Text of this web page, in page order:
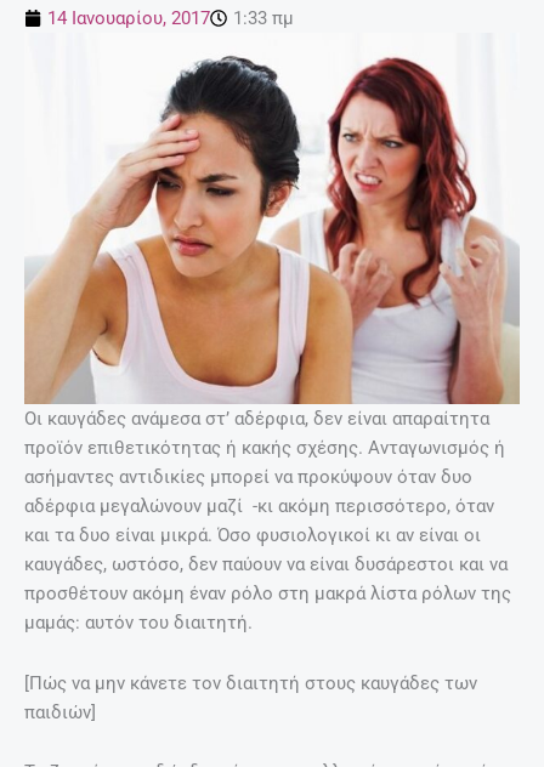
14 Ιανουαρίου, 2017 1:33 πμ
Οι καυγάδες ανάμεσα στ’ αδέρφια, δεν είναι απαραίτητα
προϊόν επιθετικότητας ή κακής σχέσης. Ανταγωνισμός ή
ασήμαντες αντιδικίες μπορεί να προκύψουν όταν δυο
αδέρφια μεγαλώνουν μαζί -κι ακόμη περισσότερο, όταν
και τα δυο είναι μικρά. Όσο φυσιολογικοί κι αν είναι οι
καυγάδες, ωστόσο, δεν παύουν να είναι δυσάρεστοι και να
προσθέτουν ακόμη έναν ρόλο στη μακρά λίστα ρόλων της
μαμάς: αυτόν του διαιτητή.
[Πώς να μην κάνετε τον διαιτητή στους καυγάδες των
παιδιών]